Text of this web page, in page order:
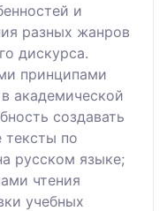
и
разных жанров
дискурса.
принципами
академической
создавать
тексты по
русском языке;
чтения
учебных